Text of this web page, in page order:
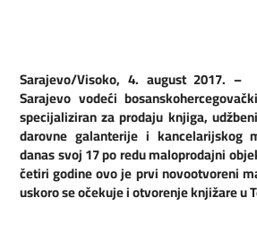
Sarajevo/Visoko, 4. august 2017. –
Sarajevo vodeći
specijaliziran za prodaju knjiga,
darovne galanterije i kancelarijskog
danas svoj 17 po redu maloprodajni
četiri godine ovo je prvi novootvoreni
uskoro se očekuje i otvorenje knjižare u